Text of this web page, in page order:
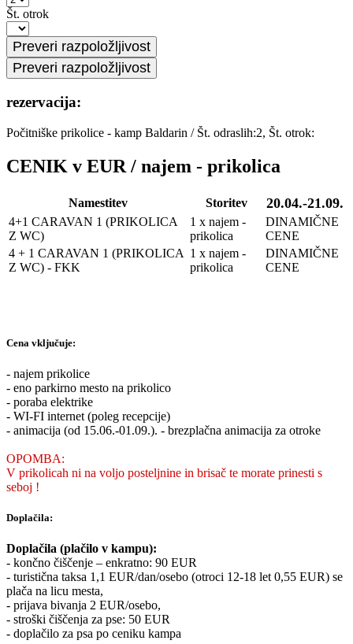
Št. otrok
rezervacija:
Počitniške prikolice - kamp Baldarin / Št. odraslih:2, Št. otrok:
CENIK v EUR / najem - prikolica
Namestitev Storitev 20.04.-21.09.
4+1 CARAVAN 1 (PRIKOLICA
Z WC)
1 x najem -
prikolica
DINAMIČNE
CENE
4 + 1 CARAVAN 1 (PRIKOLICA
Z WC) - FKK
1 x najem -
prikolica
DINAMIČNE
CENE
Cena vključuje:
- najem prikolice
- eno parkirno mesto na prikolico
- poraba elektrike
- WI-FI internet (poleg recepcije)
- animacija (od 15.06.-01.09.). - brezplačna animacija za otroke
OPOMBA:
V prikolicah ni na voljo posteljnine in brisač te morate prinesti s
seboj !
Doplačila:
Doplačila (plačilo v kampu):
- končno čiščenje – enkratno: 90 EUR
- turistična taksa 1,1 EUR/dan/osebo (otroci 12-18 let 0,55 EUR) se
plača na licu mesta,
- prijava bivanja 2 EUR/osebo,
- stroški čiščenja za pse: 50 EUR
- doplačilo za psa po ceniku kampa